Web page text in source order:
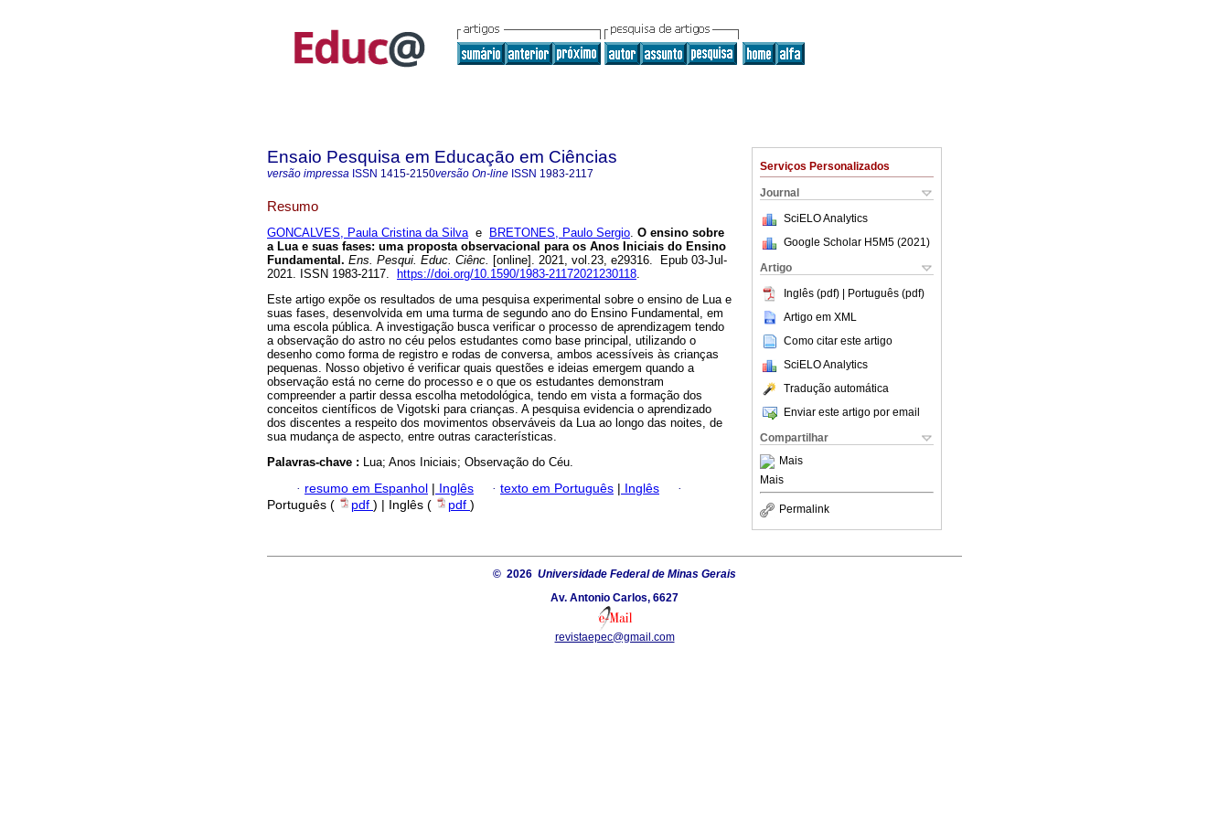
Serviços Personalizados
Journal
SciELO Analytics
Google Scholar H5M5 (2021 )
Artigo
Inglês (pdf) | Português (pdf)
Artigo em XML
Como citar este artigo
SciELO Analytics
Tradução automática
Enviar este artigo por email
Compartilhar
Mais
Mais
Permalink
Ensaio Pesquisa em Educação em Ciências
versão impressa ISSN 1415-2150versão On-line ISSN 1983-2117
Resumo
GONCALVES, Paula Cristina da Silvae BRETONES, Paulo Sergio. O ensino sobre
a Lua e suas fases: uma proposta observacional para os Anos Iniciais do Ensino
Fundamental. Ens. Pesqui. Educ. Ciênc. [online]. 2021, vol.23, e29316. Epub 03-Jul-
2021. ISSN 1983-2117.
https://doi.org/10.1590/1983-21172021230118.
Este artigo expõe os resultados de uma pesquisa experimental sobre o ensino de Lua e
suas fases, desenvolvida em uma turma de segundo ano do Ensino Fundamental, em
uma escola pública. A investigação busca verificar o processo de aprendizagem tendo
a observação do astro no céu pelos estudantes como base principal, utilizando o
desenho como forma de registro e rodas de conversa, ambos acessíveis às crianças
pequenas. Nosso objetivo é verificar quais questões e ideias emergem quando a
observação está no cerne do processo e o que os estudantes demonstram
compreender a partir dessa escolha metodológica, tendo em vista a formação dos
conceitos científicos de Vigotski para crianças. A pesquisa evidencia o aprendizado
dos discentes a respeito dos movimentos observáveis da Lua ao longo das noites, de
sua mudança de aspecto, entre outras características.
Palavras-chave : Lua; Anos Iniciais; Observação do Céu.
· resumo em Espanhol | Inglês · texto em Português | Inglês
·
Português (
pdf ) | Inglês ( pdf )
© 2026 Universidade Federal de Minas Gerais
Av. Antonio Carlos, 6627
revistaepec@gmail.com